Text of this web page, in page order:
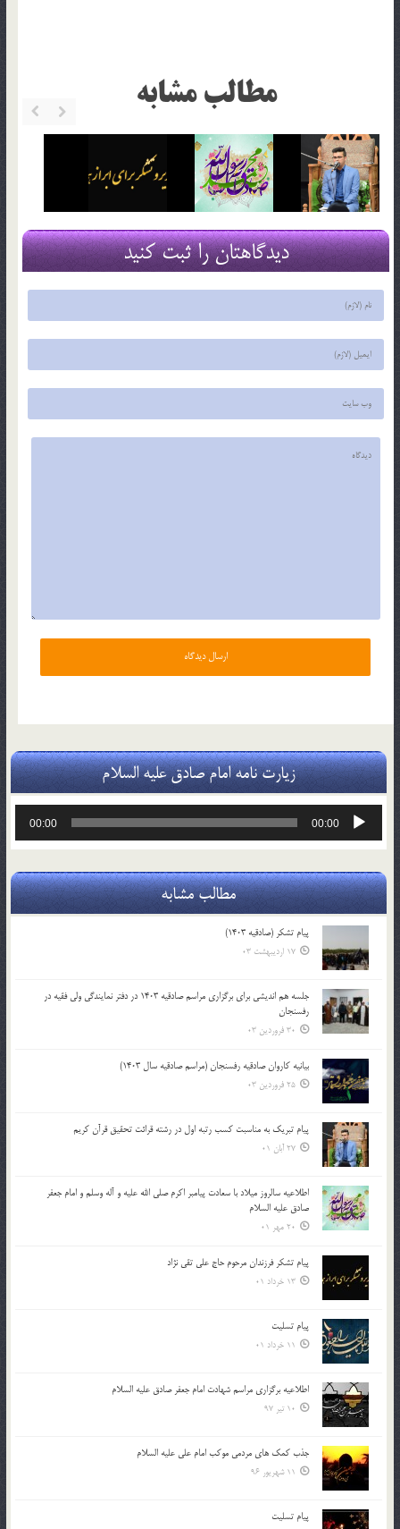
مطالب مشابه
دیدگاهتان را ثبت کنید
زیارت نامه امام صادق علیه السلام
پخش‌کننده
00:00
00:00
مطالب مشابه
پیام تشکر (صادقیه 1403)
17 اردیبهشت 03
جلسه هم اندیشی برای برگزاری مراسم صادقیه 1403 در دفتر نمایندگی ولی فقیه در
رفسنجان
30 فروردین 03
بیانیه کاروان صادقیه رفسنجان (مراسم صادقیه سال 1403)
25 فروردین 03
پیام تبریک به مناسبت کسب رتبه اول در رشته قرائت تحقیق قرآن کریم
27 آبان 01
اطلاعیه سالروز میلاد با سعادت پیامبر اکرم صلی الله علیه و آله وسلم و امام جعفر
صادق علیه السلام
20 مهر 01
پیام تشکر فرزندان مرحوم حاج علی تقی نژاد
13 خرداد 01
پیام تسلیت
11 خرداد 01
اطلاعیه برگزاری مراسم شهادت امام جعفر صادق علیه السلام
10 تیر 97
جذب کمک های مردمی موکب امام علی علیه السلام
11 شهریور 96
پیام تسلیت